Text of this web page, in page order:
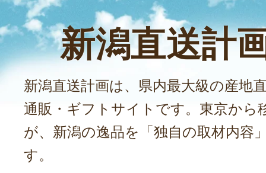
新潟直送計
新潟直送計画は、県内最大級の産地
通販・ギフトサイトです。東京から
が、新潟の逸品を「独自の取材内容
す。